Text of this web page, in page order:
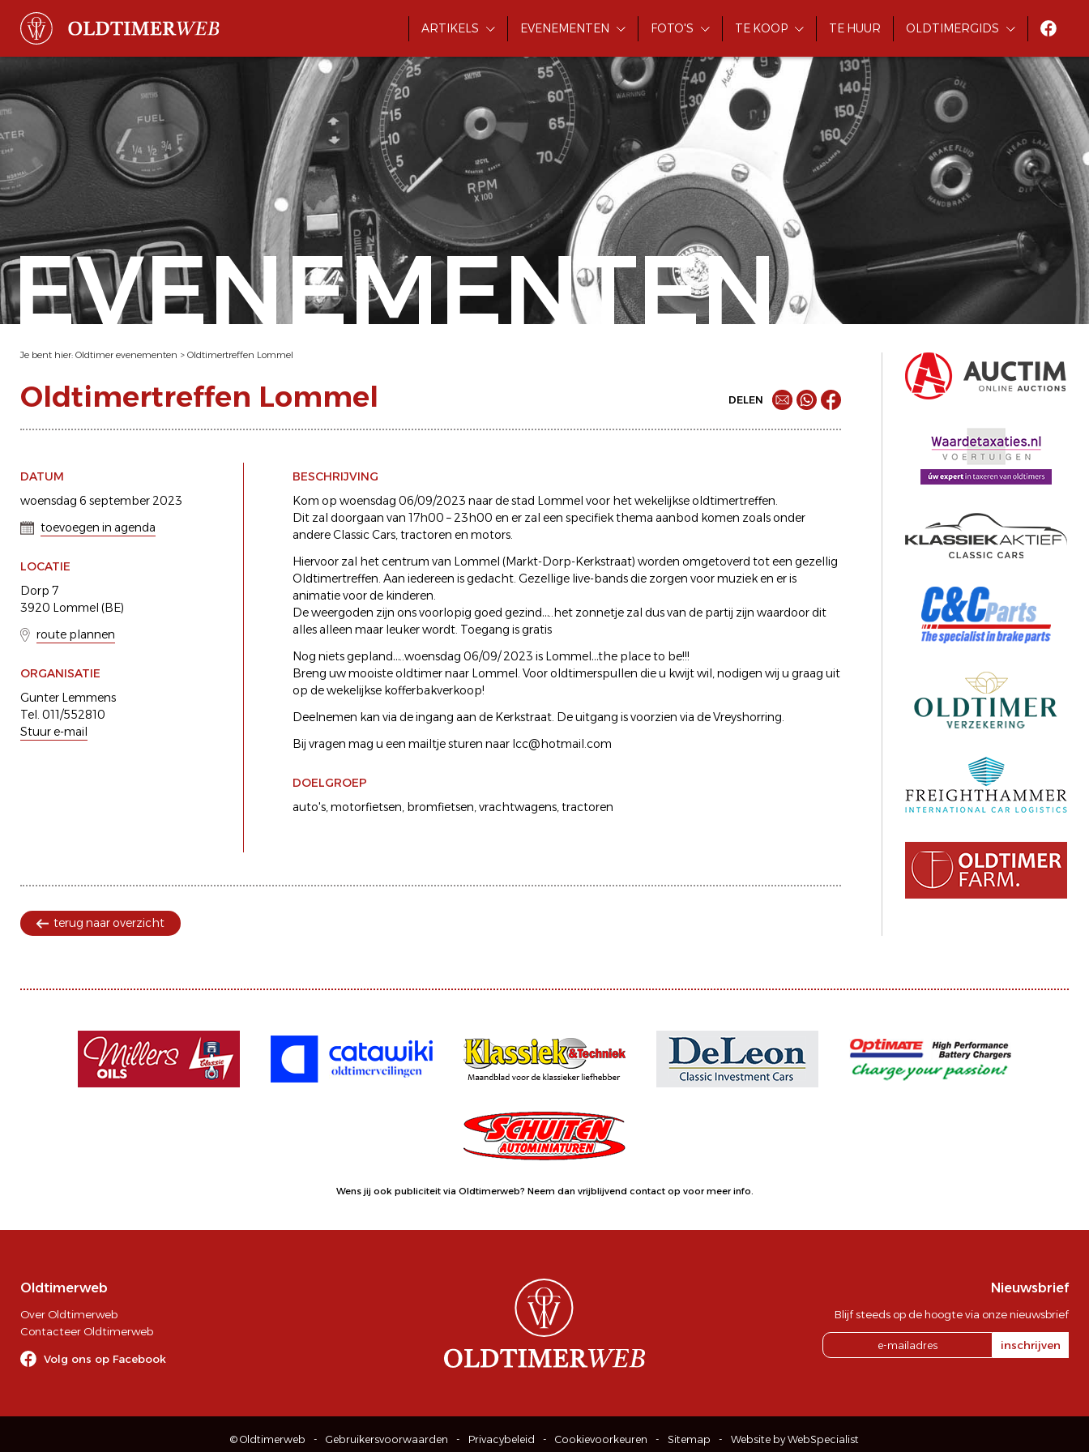
ARTIKELS EVENEMENTEN FOTO'S TE KOOP TE HUUR OLDTIMERGIDS
EVENEMENTEN
Je bent hier: Oldtimer evenementen > Oldtimertreffen Lommel
Oldtimertreffen Lommel DELEN
DATUM
woensdag 6 september 2023
toevoegen in agenda
LOCATIE
Dorp 7
3920 Lommel (BE)
route plannen
ORGANISATIE
Gunter Lemmens
Tel. 011/552810
Stuur e-mail
BESCHRIJVING
Kom op woensdag 06/09/2023 naar de stad Lommel voor het wekelijkse oldtimertreffen.
Dit zal doorgaan van 17h00 – 23h00 en er zal een specifiek thema aanbod komen zoals onder
andere Classic Cars, tractoren en motors.
Hiervoor zal het centrum van Lommel (Markt-Dorp-Kerkstraat) worden omgetoverd tot een gezellig
Oldtimertreffen. Aan iedereen is gedacht. Gezellige live-bands die zorgen voor muziek en er is
animatie voor de kinderen.
De weergoden zijn ons voorlopig goed gezind…..het zonnetje zal dus van de partij zijn waardoor dit
alles alleen maar leuker wordt. Toegang is gratis
Nog niets gepland…..woensdag 06/09/ 2023 is Lommel…the place to be!!!
Breng uw mooiste oldtimer naar Lommel. Voor oldtimerspullen die u kwijt wil, nodigen wij u graag uit
op de wekelijkse kofferbakverkoop!
Deelnemen kan via de ingang aan de Kerkstraat. De uitgang is voorzien via de Vreyshorring.
Bij vragen mag u een mailtje sturen naar lcc@hotmail.com
DOELGROEP
auto's motorfietsen bromfietsen vrachtwagens tractoren
terug naar overzicht
Wens jij ook publiciteit via Oldtimerweb? Neem dan vrijblijvend contact op voor meer info.
Oldtimerweb
Over Oldtimerweb
Contacteer Oldtimerweb
Volg ons op Facebook
Nieuwsbrief
Blijf steeds op de hoogte via onze nieuwsbrief
inschrijven
© Oldtimerweb Gebruikersvoorwaarden Privacybeleid Cookievoorkeuren Sitemap Website by WebSpecialist